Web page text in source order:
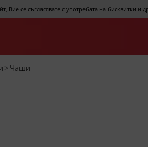
Вие се съгласявате с употребата на бисквитки
> Чаши